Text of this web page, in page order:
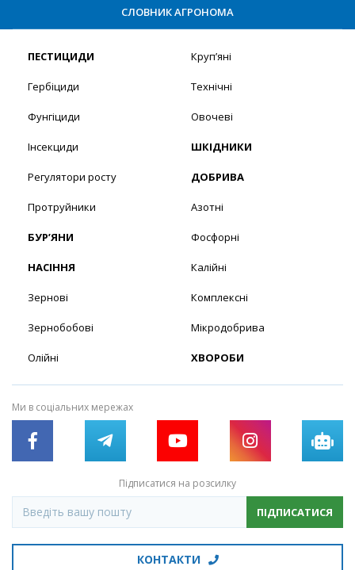
СЛОВНИК АГРОНОМА
ПЕСТИЦИДИ
Гербіциди
Фунгіциди
Інсекциди
Регулятори росту
Протруйники
БУР’ЯНИ
НАСІННЯ
Зернові
Зернобобові
Олійні
Круп’яні
Технічні
Овочеві
ШКІДНИКИ
ДОБРИВА
Азотні
Фосфорні
Калійні
Комплексні
Мікродобрива
ХВОРОБИ
Ми в соціальних мережах
Підписатися на розсилку
ПІДПИСАТИСЯ
КОНТАКТИ